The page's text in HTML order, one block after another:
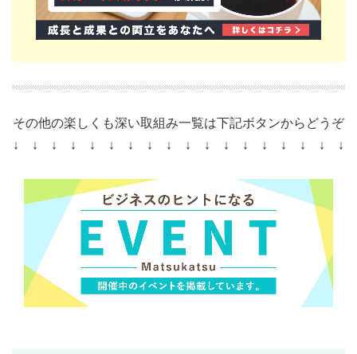
その他の楽しくも深い取組み一覧は下記ボタンからどうぞ
↓ ↓ ↓ ↓ ↓ ↓ ↓ ↓ ↓ ↓ ↓ ↓ ↓ ↓ ↓ ↓ ↓ ↓